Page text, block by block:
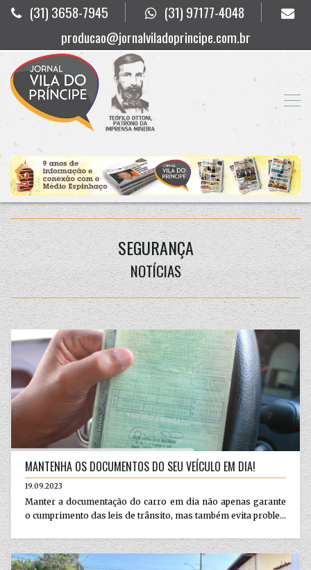
(31) 3658-7945
(31) 97177-4048
producao@jornalviladoprincipe.com.br
SEGURANÇA
NOTÍCIAS
MANTENHA OS DOCUMENTOS DO SEU VEÍCULO EM DIA!
19.09.2023
Manter a documentação do carro em dia não apenas garante
o cumprimento das leis de trânsito, mas também evita proble...